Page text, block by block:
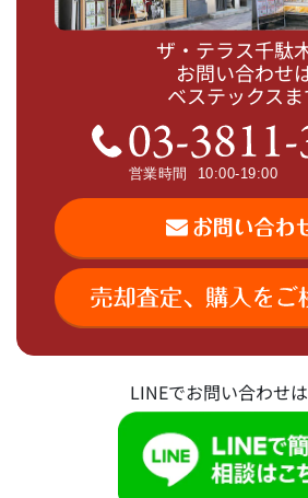
ザ・テラス千駄
お問い合わせ
ベステックスま
LINEでお問い合わせ